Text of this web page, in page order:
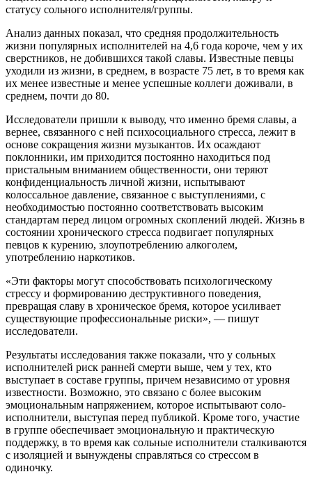
статусу сольного исполнителя/группы.
Анализ данных показал, что средняя продолжительность
жизни популярных исполнителей на 4,6 года короче, чем у их
сверстников, не добившихся такой славы. Известные певцы
уходили из жизни, в среднем, в возрасте 75 лет, в то время как
их менее известные и менее успешные коллеги доживали, в
среднем, почти до 80.
Исследователи пришли к выводу, что именно бремя славы, а
вернее, связанного с ней психосоциального стресса, лежит в
основе сокращения жизни музыкантов. Их осаждают
поклонники, им приходится постоянно находиться под
пристальным вниманием общественности, они теряют
конфиденциальность личной жизни, испытывают
колоссальное давление, связанное с выступлениями, с
необходимостью постоянно соответствовать высоким
стандартам перед лицом огромных скоплений людей. Жизнь в
состоянии хронического стресса подвигает популярных
певцов к курению, злоупотреблению алкоголем,
употреблению наркотиков.
«Эти факторы могут способствовать психологическому
стрессу и формированию деструктивного поведения,
превращая славу в хроническое бремя, которое усиливает
существующие профессиональные риски», — пишут
исследователи.
Результаты исследования также показали, что у сольных
исполнителей риск ранней смерти выше, чем у тех, кто
выступает в составе группы, причем независимо от уровня
известности. Возможно, это связано с более высоким
эмоциональным напряжением, которое испытывают соло-
исполнители, выступая перед публикой. Кроме того, участие
в группе обеспечивает эмоциональную и практическую
поддержку, в то время как сольные исполнители сталкиваются
с изоляцией и вынуждены справляться со стрессом в
одиночку.